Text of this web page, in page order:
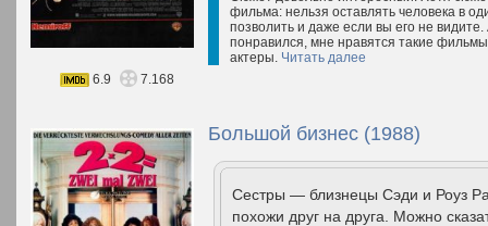
фильма: нельзя оставлять человека в
позволить и даже если вы его не
понравился, мне нравятся такие
актеры. Читать далее
6.9
7.168
Большой бизнес (1988)
Сестры — близнецы Сэди и Роуз
похожи друг на друга. Можно